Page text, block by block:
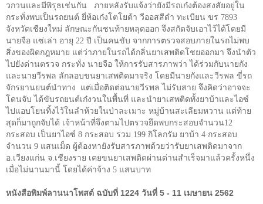
วกวนและมีพิรุธเช่นกัน ภายหลังรับแจ้งว่ายังมีรถเก๋งต้องสงสัยอยู่ใน
กระทั่งพบเป็นรถยนต์ ยี่ห้อเก๋งโตโยต้า วีออสสีดำ ทะเบียน ขร 7893
จังหวัดเชียงใหม่ ลักษณะกันชนท้ายหลุดออก จึงสกัดจับเอาไว้ได้โดยมี
นายจือ แซ่เล่า อายุ 22 ปี เป็นคนขับ จากการตรวจสอบภายในรถไม่พบ
สิ่งของผิดกฎหมาย แต่ว่าภายในรถได้กลิ่นยาเสพติดโชยออกมา จึงนำตัว
ไปยังด่านตรวจ กระทั่ง นายจือ ให้การรับสารภาพว่า ได้ร่วมกับนายกัง
และนายวีรพล ลักลอบขนยาเสพติดมาจริง โดยมีนายกังและวีรพล ขี่รถ
จักรยานยนต์นำทาง แต่เมื่อติดต่อนายวีรพล ไม่รับสาย จึงคิดว่าอาจจะ
โดนจับ ได้ขับรถยนต์เก๋งวนในพื้นที่ และนำยาเสพติดทั้งยาบ้าและไอซ์
ไปแอบโยนทิ้งไว้ในลำห้วยในป่าละเมาะ หมู่บ้านสะเลียมหวาน แต่ท้าย
สุดก็มาถูกจับได้ เจ้าหน้าที่จึงตามไปตรวจยึดพบกระสอบจำนวน12
กระสอบ เป็นยาไอซ์ 8 กระสอบ รวม 199 กิโลกรัม ยาบ้า 4 กระสอบ
จำนวน 9 แสนเม็ด ผู้ต้องหายังรับสารภาพด้วยว่ารับยาเสพติดมาจาก
อ.เวียงแก่น จ.เชียงราย เคยขนยาเสพติดผ่านด่านสำเร็จมาแล้วครั้งหนึ่ง
เมื่อไม่นานมานี้ โดยได้ค่าจ้าง 5 แสนบาท
หนังสือพิมพ์ลานนาโพสต์ ฉบับที่ 1224 วันที่ 5 - 11 เมษายน 2562